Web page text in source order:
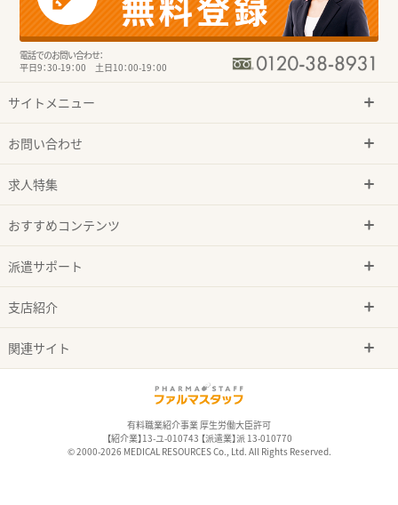
電話でのお問い合わせ：
平日9：30-19：00 土日10：00-19：00
サイトメニュー
お問い合わせ
求人特集
おすすめコンテンツ
派遣サポート
支店紹介
関連サイト
有料職業紹介事業 厚生労働大臣許可
【紹介業】13-ユ-010743 【派遣業】派 13-010770
© 2000-2026 MEDICAL RESOURCES Co., Ltd. All Rights Reserved.